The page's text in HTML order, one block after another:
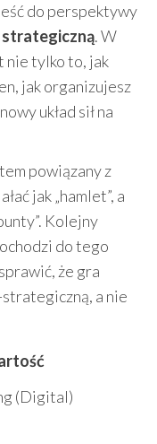
do perspektywy
strategiczną. W
nie tylko to, jak
jak organizujesz
układ sił na
powiązany z
jak „hamlet”, a
Kolejny
do tego
że gra
a nie
(Digital)